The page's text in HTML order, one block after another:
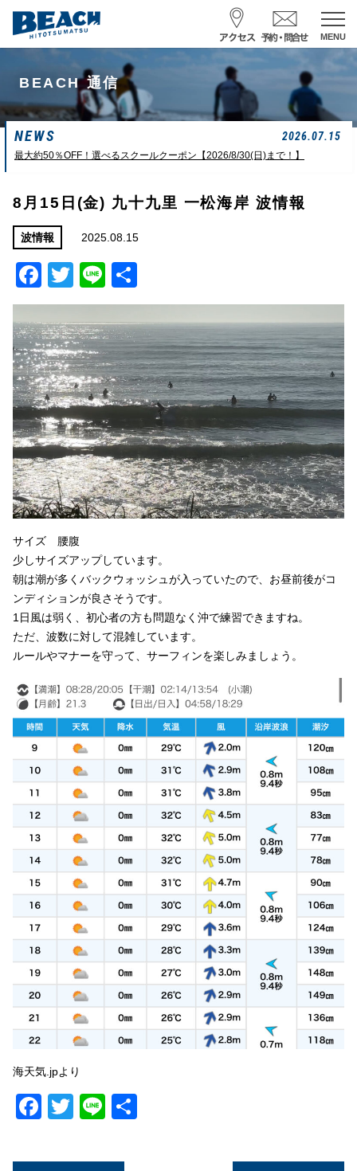
MENU
スクール予約・お問合せ
レンタル予約
サーフ ナミイーヨ
0475-32-7314
一松海岸 波情報
サイズ
胸前後
状態
ややザワ
BEACH 通信
NEWS 2026.07.15
最大約50％OFF！選べるスクールクーポン【2026/8/30(日)まで！】
8月15日(金) 九十九里 一松海岸 波情報
波情報 2025.08.15
Facebook
Twitter
Line
有
サイズ 腰腹
少しサイズアップしています。
朝は潮が多くバックウォッシュが入っていたので、お昼前後がコ
ンディションが良さそうです。
1日風は弱く、初心者の方も問題なく沖で練習できますね。
ただ、波数に対して混雑しています。
ルールやマナーを守って、サーフィンを楽しみましょう。
海天気.jpより
Facebook
Twitter
Line